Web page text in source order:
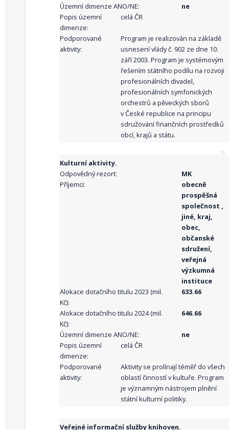
Územní dimenze ANO/NE:
ne
Popis územní
dimenze:
celá ČR
Podporované
aktivity:
Program je realizován na základě
usnesení vlády č. 902 ze dne 10.
září 2003. Program je systémovým
řešením státního podílu na rozvoji
profesionálních divadel,
profesionálních symfonických
orchestrů a pěveckých sborů
v České republice na principu
sdružování finančních prostředků
obcí, krajů a státu.
Kulturní aktivity.
Odpovědný rezort:
MK
Příjemci:
obecně
prospěšná
společnost ,
jiné, kraj,
obec,
občanské
sdružení,
veřejná
výzkumná
instituce
Alokace dotačního titulu 2023 (mil.
Kč):
633.66
Alokace dotačního titulu 2024 (mil.
Kč):
646.66
Územní dimenze ANO/NE:
ne
Popis územní
dimenze:
celá ČR
Podporované
aktivity:
Aktivity se prolínají téměř do všech
oblastí činností v kultuře. Program
je významným nástrojem plnění
státní kulturní politiky.
Veřejné informační služby knihoven.